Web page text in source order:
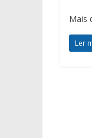
Mais
Ler